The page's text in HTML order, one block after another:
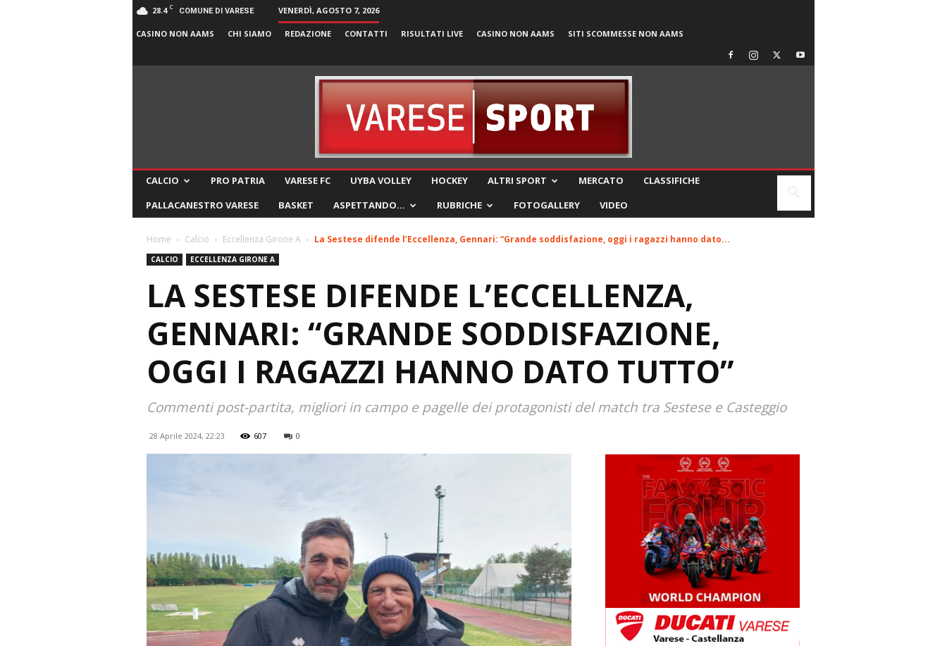
28.4 C COMUNE DI VARESE VENERDÌ, AGOSTO 7, 2026
CASINO NON AAMS CHI SIAMO REDAZIONE CONTATTI RISULTATI LIVE CASINO NON AAMS SITI SCOMMESSE NON AAMS
CALCIO PRO PATRIA VARESE FC UYBA VOLLEY HOCKEY ALTRI SPORT MERCATO
CLASSIFICHE
PALLACANESTRO VARESE
BASKET ASPETTANDO… RUBRICHE FOTOGALLERY VIDEO
Home Calcio Eccellenza Girone A La Sestese difende l’Eccellenza, Gennari: “Grande soddisfazione, oggi i ragazzi hanno dato...
CALCIO ECCELLENZA GIRONE A
LA SESTESE DIFENDE L’ECCELLENZA,
GENNARI: “GRANDE SODDISFAZIONE,
OGGI I RAGAZZI HANNO DATO TUTTO”
Commenti post-partita, migliori in campo e pagelle dei protagonisti del match tra Sestese e Casteggio
28 Aprile 2024, 22:23 607 0